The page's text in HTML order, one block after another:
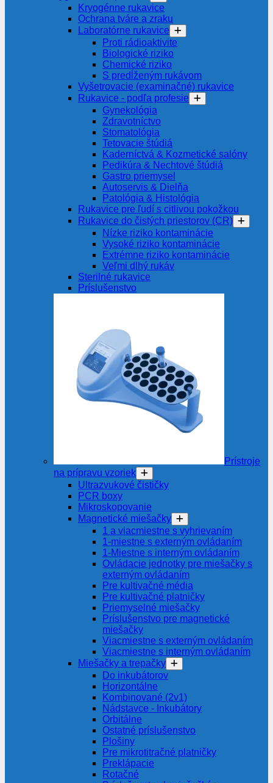
Kryogénne rukavice
Ochrana tváre a zraku
Laboratórne rukavice
Proti rádioaktivite
Biologické riziko
Chemické riziko
S predĺženým rukávom
Vyšetrovacie (examinačné) rukavice
Rukavice - podľa profesie
Gynekológia
Zdravotníctvo
Stomatológia
Tetovacie štúdiá
Kaderníctvá & Kozmetické salóny
Pedikúra & Nechtové štúdiá
Gastro priemysel
Autoservis & Dielňa
Patológia & Histológia
Rukavice pre ľudí s citlivou pokožkou
Rukavice do čistých priestorov (CR)
Nízke riziko kontaminácie
Vysoké riziko kontaminácie
Extrémne riziko kontaminácie
Veľmi dlhý rukáv
Sterilné rukavice
Príslušenstvo
Prístroje
na prípravu vzoriek
Ultrazvukové čističky
PCR boxy
Mikroskopovanie
Magnetické miešačky
1 a viacmiestne s vyhrievaním
1-miestne s externým ovládaním
1-Miestne s interným ovládaním
Ovládacie jednotky pre miešačky s
externým ovládaním
Pre kultivačné média
Pre kultivačné platničky
Priemyselné miešačky
Príslušenstvo pre magnetické
miešačky
Viacmiestne s externým ovládaním
Viacmiestne s interným ovládaním
Miešačky a trepačky
Do inkubátorov
Horizontálne
Kombinované (2v1)
Nádstavce - Inkubátory
Orbitálne
Ostatné príslušenstvo
Plošiny
Pre mikrotitračné platničky
Preklápacie
Rotačné